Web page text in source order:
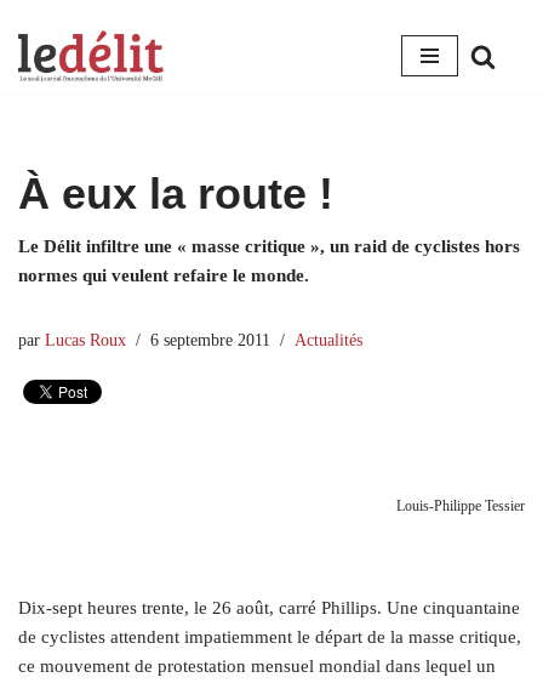
Aller
À eux la route !
Le Délit infiltre une « masse critique », un raid de cyclistes hors
normes qui veulent refaire le monde.
par Lucas Roux 6 septembre 2011 Actualités
Louis-Philippe Tessier
Dix-sept heures trente, le 26 août, carré Phillips. Une cinquantaine
de cyclistes attendent impatiemment le départ de la masse critique,
ce mouvement de protestation mensuel mondial dans lequel un